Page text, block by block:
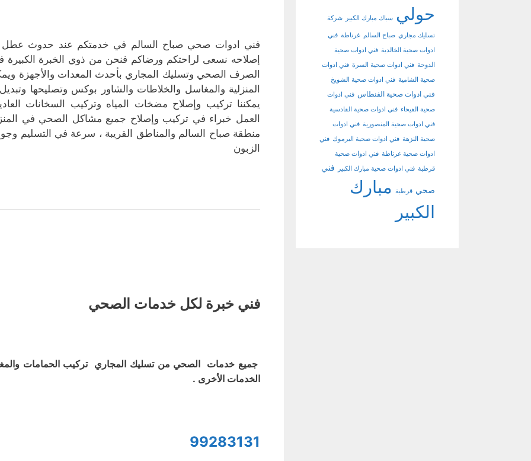
فني ادوات صحي صباح السالم في خدمتكم عند حدوث عطل
إصلاحه نسعى لراحتكم ورضاكم فنحن من ذوي الخبرة
الصرف الصحي وتسليك المجاري بأحدث المعدات والأجهزة
المنزلية والمغاسل والخلاطات والشاور بوكس وتصليحها
يمكننا تركيب وإصلاح مضخات المياه وتركيب السخانات
العمل خبراء في تركيب وإصلاح جميع مشاكل الصحي في
منطقة صباح السالم والمناطق القريبة ، سرعة في التسليم
الزبون
فني خبرة لكل خدمات الصحي
جميع خدمات الصحي من تسليك المجاري تركيب الحمامات
الخدمات الأخرى .
99283131
حولي سباك مبارك الكبير شركة
تسليك مجاري صباح السالم غرناطة فني
ادوات صحية الخالدية فني ادوات صحية
الدوحة فني ادوات صحية السرة فني ادوات
صحية الشامية فني ادوات صحية الشويخ
فني ادوات صحية الفنطاس فني ادوات
صحية الفيحاء فني ادوات صحية القادسية
فني ادوات صحية المنصورية فني ادوات
صحية النزهة فني ادوات صحية اليرموك فني
ادوات صحية غرناطة فني ادوات صحية
قرطبة فني ادوات صحية مبارك الكبير فني
صحي قرطبة مبارك
الكبير